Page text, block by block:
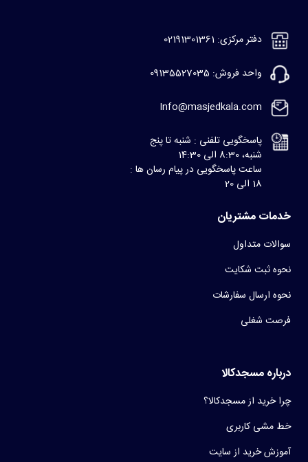
دفتر مرکزی: 02191301361
واحد فروش: 09135527035
Info@masjedkala.com
پاسخگویی تلفنی : شنبه تا پنج
شنبه، 8:30 الی 14:30
ساعت پاسخگویی در پیام رسان ها :
18 الی 20
خدمات مشتریان
سوالات متداول
نحوه ثبت شکایت
نحوه ارسال سفارشات
فرصت شغلی
درباره مسجدکالا
چرا خرید از مسجدکالا؟
خط مشی کاربری
آموزش خرید از سایت